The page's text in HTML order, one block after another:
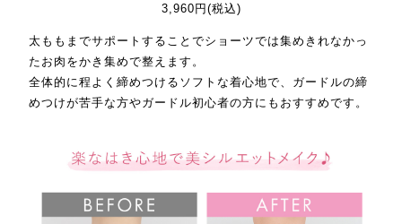
3,960円(税込)
太ももまでサポートすることでショーツでは集めきれなかっ
たお肉をかき集めで整えます。
全体的に程よく締めつけるソフトな着心地で、ガードルの締
めつけが苦手な方やガードル初心者の方にもおすすめです。